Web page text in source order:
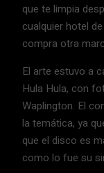
que te limpia
cualquier hotel
compra otra
El arte estuvo a
Hula Hula, con
Waplington. El
la temática, ya
que el disco es
como lo fue su